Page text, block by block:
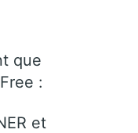
que
:
et